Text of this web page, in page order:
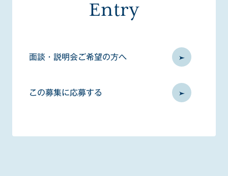
Entry
面談・説明会ご希望の方へ
この募集に応募する